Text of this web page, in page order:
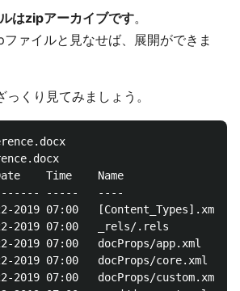
はzipアーカイブです。
ァイルと見なせば、展開ができま
くり見てみましょう。
Time    Name
-----   ----
2019 07:00   [Content_Types].xml
2019 07:00   _rels/.rels
2019 07:00   docProps/app.xml
2019 07:00   docProps/core.xml
2019 07:00   docProps/custom.xml